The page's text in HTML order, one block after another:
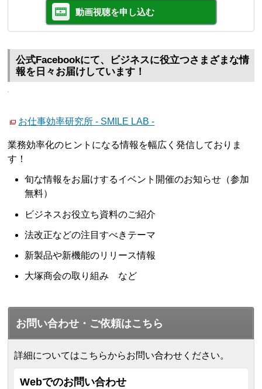
動画視聴を申し込む
公式Facebookにて、ビジネスに役立つさまざまな情
報を日々お届けしています！
お仕事効率研究所 - SMILE LAB -
業務効率化のヒントになる情報を幅広く発信しておりま
す！
旬な情報をお届けするイベント開催のお知らせ（参加
無料）
ビジネスお役立ち資料のご紹介
法改正などの注目すべきテーマ
新製品や新機能のリリース情報
大塚商会の取り組み など
お問い合わせ・ご依頼はこちら
詳細についてはこちらからお問い合わせください。
Webでのお問い合わせ